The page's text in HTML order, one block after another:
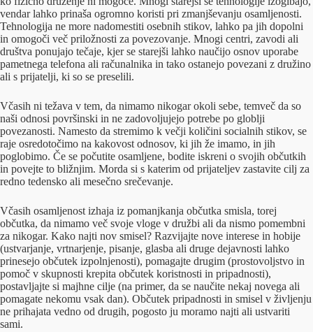
vendar lahko prinaša ogromno koristi pri zmanjševanju osamljenosti.
Tehnologija ne more nadomestiti osebnih stikov, lahko pa jih dopolni
in omogoči več priložnosti za povezovanje. Mnogi centri, zavodi ali
društva ponujajo tečaje, kjer se starejši lahko naučijo osnov uporabe
pametnega telefona ali računalnika in tako ostanejo povezani z družino
ali s prijatelji, ki so se preselili.
Včasih ni težava v tem, da nimamo nikogar okoli sebe, temveč da so
naši odnosi površinski in ne zadovoljujejo potrebe po globlji
povezanosti. Namesto da stremimo k večji količini socialnih stikov, se
raje osredotočimo na kakovost odnosov, ki jih že imamo, in jih
poglobimo. Če se počutite osamljene, bodite iskreni o svojih občutkih
in povejte to bližnjim. Morda si s katerim od prijateljev zastavite cilj za
redno tedensko ali mesečno srečevanje.
Včasih osamljenost izhaja iz pomanjkanja občutka smisla, torej
občutka, da nimamo več svoje vloge v družbi ali da nismo pomembni
za nikogar. Kako najti nov smisel? Razvijajte nove interese in hobije
(ustvarjanje, vrtnarjenje, pisanje, glasba ali druge dejavnosti lahko
prinesejo občutek izpolnjenosti), pomagajte drugim (prostovoljstvo in
pomoč v skupnosti krepita občutek koristnosti in pripadnosti),
postavljajte si majhne cilje (na primer, da se naučite nekaj novega ali
pomagate nekomu vsak dan). Občutek pripadnosti in smisel v življenju
ne prihajata vedno od drugih, pogosto ju moramo najti ali ustvariti
sami.